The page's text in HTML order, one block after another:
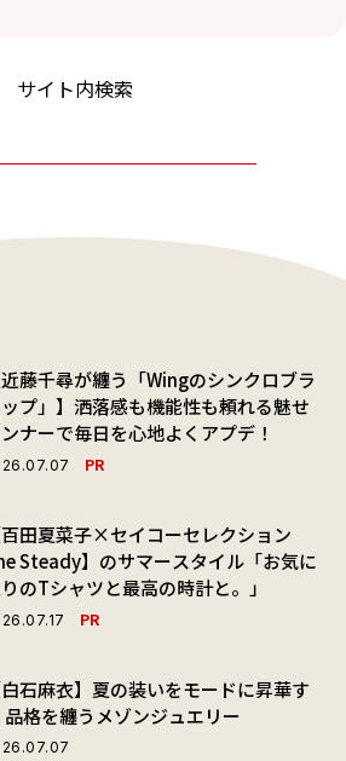
サイト内検索
近藤千尋が纏う「Wingのシンクロブラ
ップ」】洒落感も機能性も頼れる魅せ
ナーで毎日を心地よくアプデ！
PR
百田夏菜子×セイコーセレクション
Steady】のサマースタイル「お気に
のTシャツと最高の時計と。」
PR
白石麻衣】夏の装いをモードに昇華す
品格を纏うメゾンジュエリー